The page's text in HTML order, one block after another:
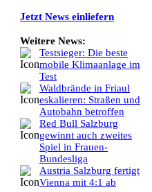
Jetzt News einliefern
Weitere News:
Testsieger: Die beste
mobile Klimaanlage im
Test
Waldbrände in Friaul
eskalieren: Straßen und
Autobahn betroffen
Red Bull Salzburg
gewinnt auch zweites
Spiel in Frauen-
Bundesliga
Austria Salzburg fertigt
Vienna mit 4:1 ab